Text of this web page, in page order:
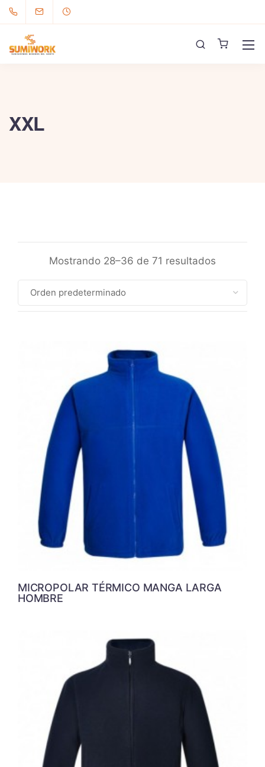
XXL
Mostrando 28–36 de 71 resultados
MICROPOLAR TÉRMICO MANGA LARGA
HOMBRE